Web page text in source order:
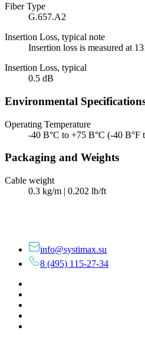
Fiber Type
G.657.A2
Insertion Loss, typical note
Insertion loss is measured at
Insertion Loss, typical
0.5 dB
Environmental
Operating Temperature
-40 В°C to +75 В°C (-40 В°F
Packaging and Weights
Cable weight
0.3 kg/m | 0.202 lb/ft
info@systimax.su
8 (495) 115-27-34